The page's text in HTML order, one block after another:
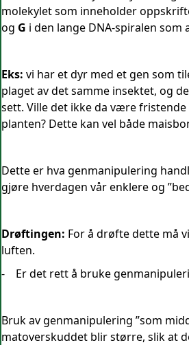
molekylet som inneholder
og G i den lange DNA-spiralen
Eks: vi har et dyr med et gen som
plaget av det samme insektet, og
sett. Ville det ikke da være
planten? Dette kan vel både
Dette er hva genmanipulering
gjøre hverdagen vår enklere og
Drøftingen: For å drøfte dette må
luften.
- Er det rett å bruke
Bruk av genmanipulering ”som
matoverskuddet blir større, slik at